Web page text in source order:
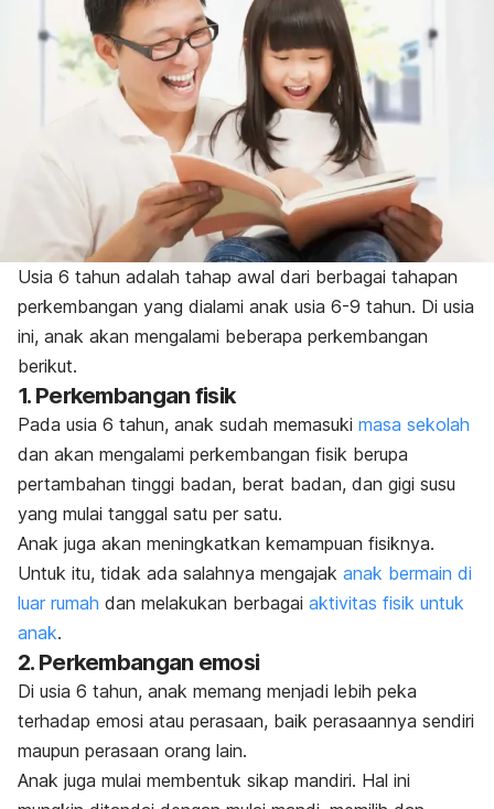
Usia 6 tahun adalah tahap awal dari berbagai tahapan
perkembangan yang dialami anak usia 6-9 tahun. Di usia
ini, anak akan mengalami beberapa perkembangan
berikut.
1. Perkembangan fisik
Pada usia 6 tahun, anak sudah memasuki masa sekolah
dan akan mengalami perkembangan fisik berupa
pertambahan tinggi badan, berat badan, dan gigi susu
yang mulai tanggal satu per satu.
Anak juga akan meningkatkan kemampuan fisiknya.
Untuk itu, tidak ada salahnya mengajak anak bermain di
luar rumah dan melakukan berbagai aktivitas fisik untuk
anak.
2. Perkembangan emosi
Di usia 6 tahun, anak memang menjadi lebih peka
terhadap emosi atau perasaan, baik perasaannya sendiri
maupun perasaan orang lain.
Anak juga mulai membentuk sikap mandiri. Hal ini